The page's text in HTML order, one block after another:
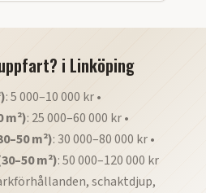
i Linköping
: 5 000–10 000 kr •
m²): 25 000–60 000 kr •
m²): 30 000–80 000 kr •
m²): 50 000–120 000 kr
schaktdjup,